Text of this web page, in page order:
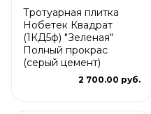
Тротуарная плитка
Нобетек Квадрат
(1КД5ф) "Зеленая"
Полный прокрас
(серый цемент)
2 700.00 руб.